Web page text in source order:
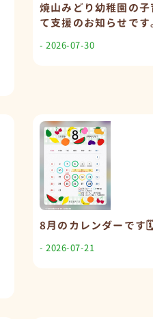
焼山みどり幼稚園の子
て支援のお知らせです
- 2026-07-30
8月のカレンダーです
- 2026-07-21